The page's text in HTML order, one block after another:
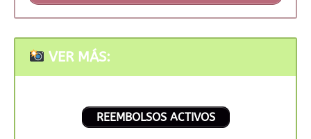
VER MÁS:
REEMBOLSOS ACTIVOS